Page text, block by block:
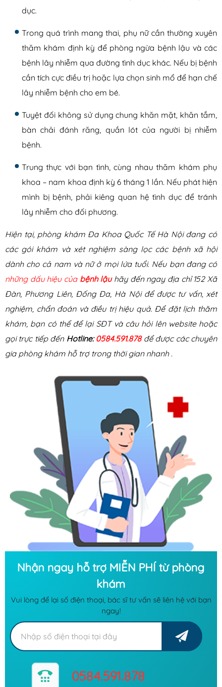
dục.
Trong quá trình mang thai, phụ nữ cần thường xuyên
thăm khám định kỳ để phòng ngừa bệnh lậu và các
bệnh lây nhiễm qua đường tình dục khác. Nếu bị bệnh
cần tích cực điều trị hoặc lựa chọn sinh mổ để hạn chế
lây nhiễm bệnh cho em bé.
Tuyệt đối không sử dụng chung khăn mặt, khăn tắm,
bàn chải đánh răng, quần lót của người bị nhiễm
bệnh.
Trung thực với bạn tình, cùng nhau thăm khám phụ
khoa – nam khoa định kỳ 6 tháng 1 lần. Nếu phát hiện
mình bị bệnh, phải kiêng quan hệ tình dục để tránh
lây nhiễm cho đối phương.
Hiện tại, phòng khám Đa Khoa Quốc Tế Hà Nội đang có
các gói khám và xét nghiệm sàng lọc các bệnh xã hội
dành cho cả nam và nữ ở mọi lứa tuổi. Nếu bạn đang có
những dấu hiệu của bệnh lậuhãy đến ngay địa chỉ 152 Xã
Đàn, Phương Liên, Đống Đa, Hà Nội để được tư vấn, xét
nghiệm, chẩn đoán và điều trị hiệu quả. Để đặt lịch thăm
khám, bạn có thể để lại SĐT và câu hỏi lên website hoặc
gọi trực tiếp đến Hotline: 0584.591.878để được các chuyên
gia phòng khám hỗ trợ trong thời gian nhanh .
Nhận ngay hỗ trợ MIỄN PHÍ từ phòng
khám
Vui lòng để lại số điện thoại, bác sĩ tư vấn sẽ liên hệ với bạn
ngay!
0584.591.878